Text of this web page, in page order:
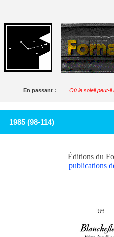
En passant : Où le soleil peut-
1985 (98-114)
Éditions du
publications